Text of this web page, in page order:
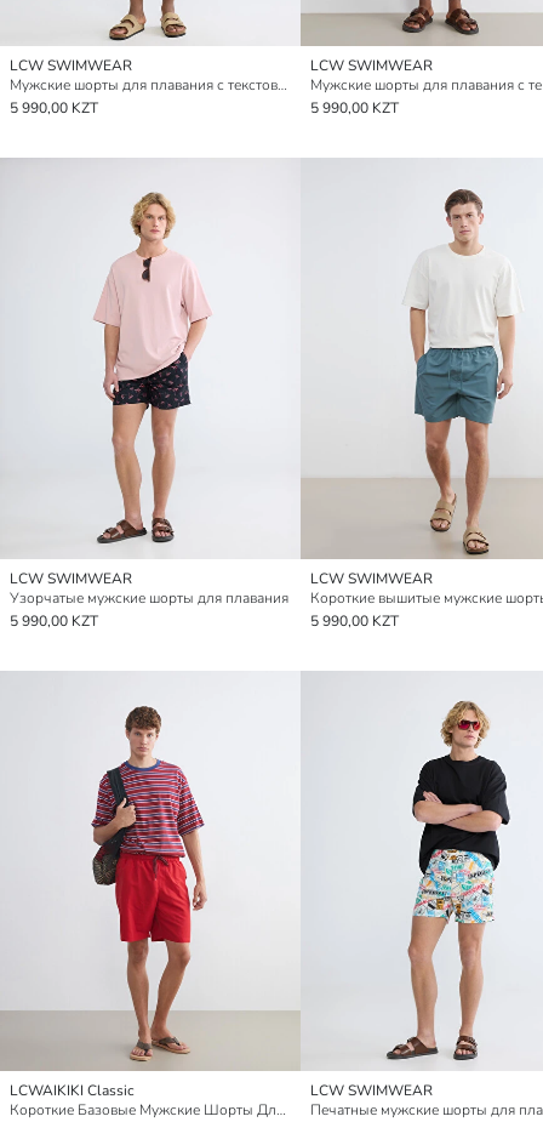
LCW SWIMWEAR
Мужские шорты для плавания с текстовым принтом
5 990,00 KZT
LCW SWIMWEAR
5 990,00 KZT
LCW SWIMWEAR
Узорчатые мужские шорты для плавания
5 990,00 KZT
LCW SWIMWEAR
5 990,00 KZT
LCWAIKIKI Classic
Короткие Базовые Мужские Шорты Для Плавания
LCW SWIMWEAR
Печатные мужские шорты для